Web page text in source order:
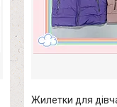
Жилетки для